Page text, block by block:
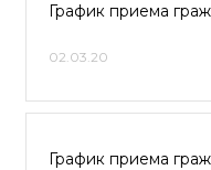
График приема
02.03.20
График приема